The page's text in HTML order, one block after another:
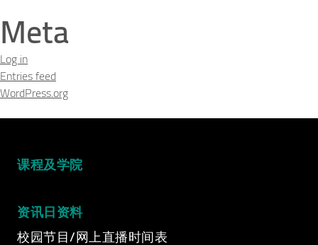
Meta
Log in
Entries feed
WordPress.org
Video Title
Video category
课程及学院
资讯日资料
校园节目/网上直播时间表